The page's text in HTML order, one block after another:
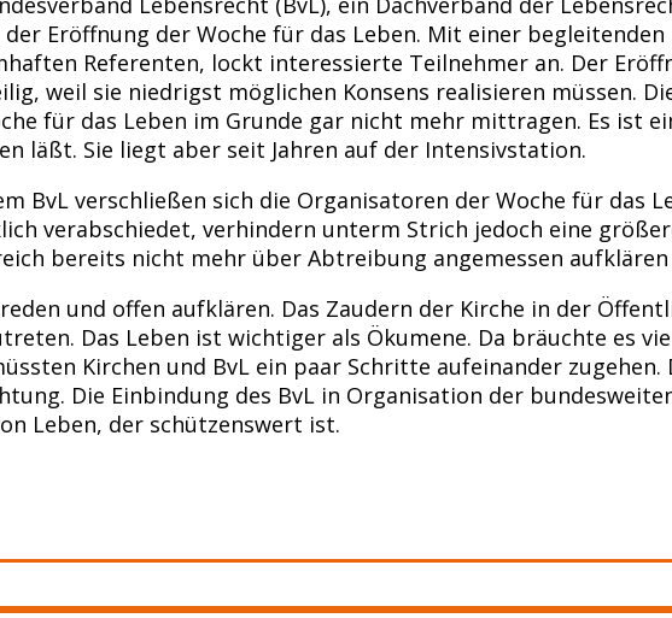
Eröffnung der Woche für das Leben. Mit einer
Referenten, lockt interessierte Teilnehmer an. Der
weil sie niedrigst möglichen Konsens realisieren müssen.
für das Leben im Grunde gar nicht mehr mittragen. Es ist
läßt. Sie liegt aber seit Jahren auf der Intensivstation.
BvL verschließen sich die Organisatoren der Woche für das
verabschiedet, verhindern unterm Strich jedoch eine
bereits nicht mehr über Abtreibung angemessen
und offen aufklären. Das Zaudern der Kirche in der
Das Leben ist wichtiger als Ökumene. Da bräuchte es
Kirchen und BvL ein paar Schritte aufeinander
Die Einbindung des BvL in Organisation der
Leben, der schützenswert ist.